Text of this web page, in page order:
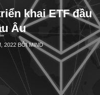
khai ETF đầu
Âu
2022BỞIMIND